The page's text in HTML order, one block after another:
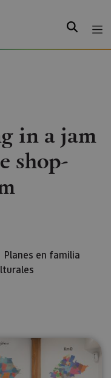
Search
in a jam
shop-
Planes en familia